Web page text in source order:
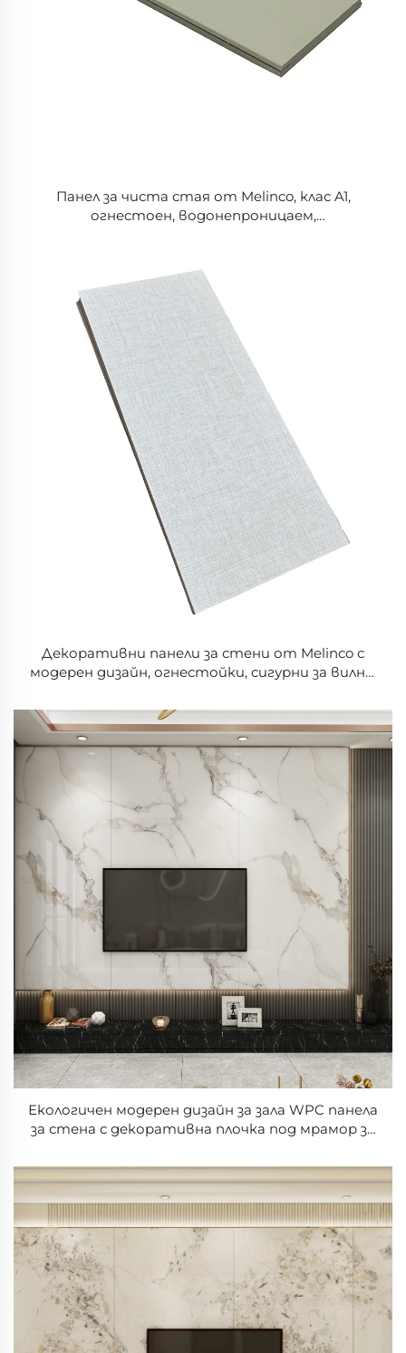
Панел за чиста стая от Melinco, клас A1,
огнестоен, водонепроницаем,
Декоративни панели за стени от Melinco с
модерен дизайн, огнестойки, сигурни за вилни,
чисти стени
Екологичен модерен дизайн за зала WPC панела
за стена с декоративна плочка под мрамор за